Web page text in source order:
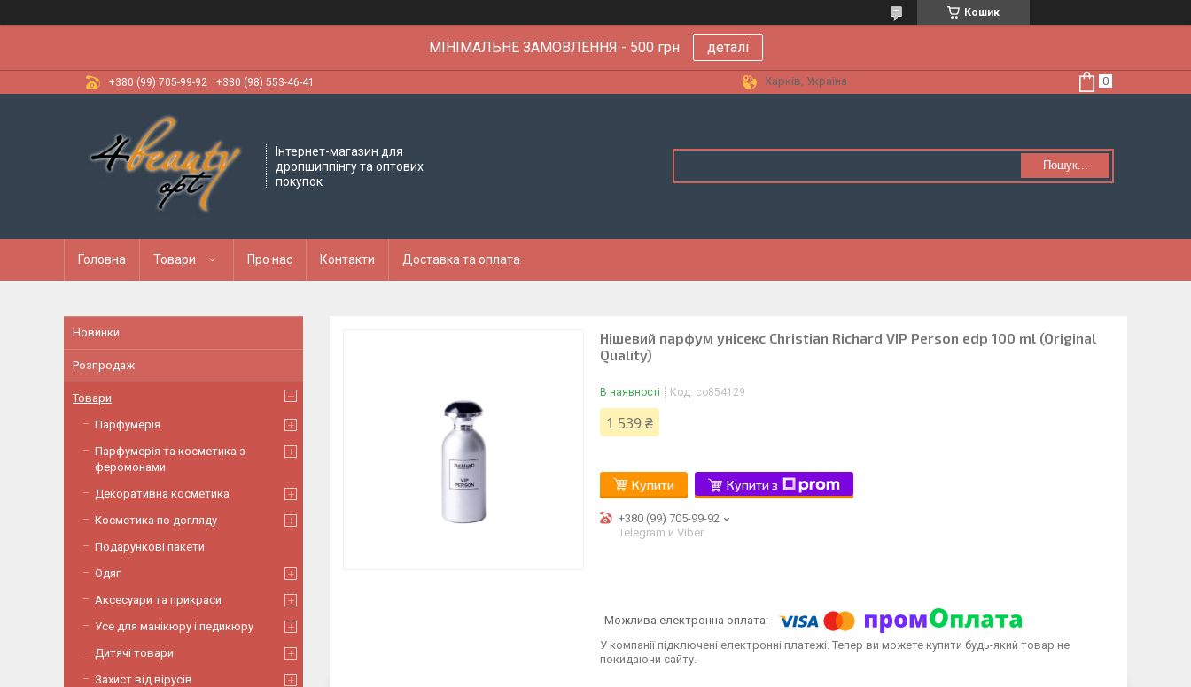
Кошик
МІНІМАЛЬНЕ ЗАМОВЛЕННЯ - 500 грн деталі
+380 (99) 705-99-92 +380 (98) 553-46-41 Харків, Україна
Інтернет-магазин для
дропшиппінгу та оптових
покупок
Пошук...
Головна Товари Про нас Контакти Доставка та оплата
Нішевий парфум унісекс Christian Richard VIP Person edp 100 ml (Original
Quality)
В наявності Код: co854129
1 539 ₴
Купити Купити з
+380 (99) 705-99-92
Telegram и Viber
У компанії підключені електронні платежі. Тепер ви можете купити будь-який товар не
покидаючи сайту.
Новинки
Розпродаж
Товари
Парфумерія
Парфумерія та косметика з
феромонами
Декоративна косметика
Косметика по догляду
Подарункові пакети
Одяг
Аксесуари та прикраси
Усе для манікюру і педикюру
Дитячі товари
Захист від вірусів